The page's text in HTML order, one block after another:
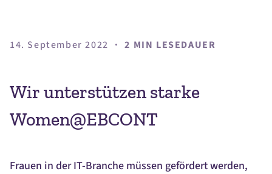
14. September 2022 · 2 MIN LESEDAUER
Wir unterstützen starke
Women@EBCONT
Frauen in der IT-Branche müssen gefördert werden,